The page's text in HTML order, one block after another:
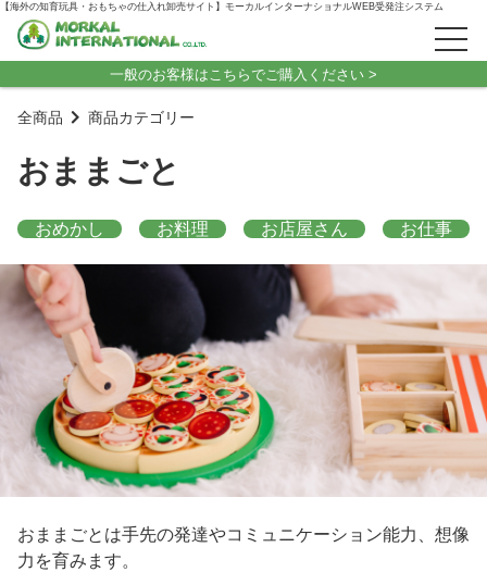
【海外の知育玩具・おもちゃの仕入れ卸売サイト】モーカルインターナショナルWEB受発注システム
一般のお客様はこちらでご購入ください >
全商品 商品カテゴリー
おままごと
おめかし お料理 お店屋さん お仕事
おままごとは手先の発達やコミュニケーション能力、想像
力を育みます。